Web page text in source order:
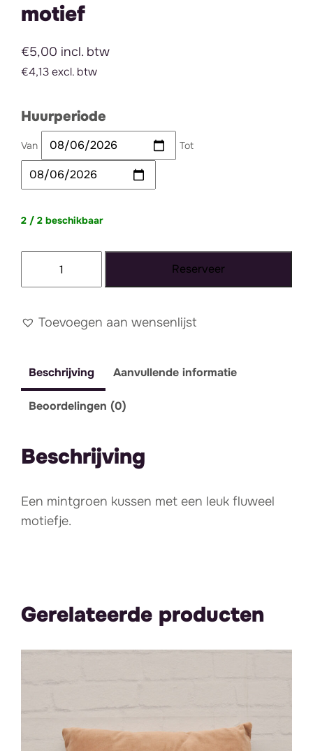
motief
€5,00 incl. btw
€4,13 excl. btw
Huurperiode
Van Tot
2 / 2 beschikbaar
motief
Reserveer
Toevoegen aan wensenlijst
Beschrijving Aanvullende informatie
Beoordelingen (0)
Beschrijving
Een mintgroen kussen met een leuk fluweel
motiefje.
Gerelateerde producten